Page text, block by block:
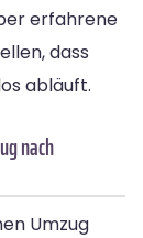
erfahrene
dass
abläuft.
nach
Umzug